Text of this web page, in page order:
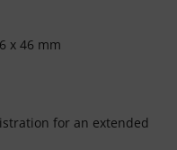
x 46 mm
for an extended